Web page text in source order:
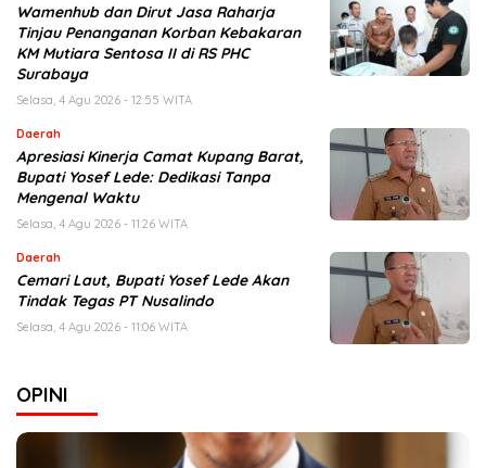
Wamenhub dan Dirut Jasa Raharja
Tinjau Penanganan Korban Kebakaran
KM Mutiara Sentosa II di RS PHC
Surabaya
Selasa, 4 Agu 2026 - 12:55 WITA
Daerah
Apresiasi Kinerja Camat Kupang Barat,
Bupati Yosef Lede: Dedikasi Tanpa
Mengenal Waktu
Selasa, 4 Agu 2026 - 11:26 WITA
Daerah
Cemari Laut, Bupati Yosef Lede Akan
Tindak Tegas PT Nusalindo
Selasa, 4 Agu 2026 - 11:06 WITA
OPINI